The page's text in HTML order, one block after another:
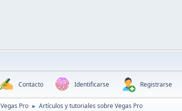
Contacto Identificarse Registrarse
Vegas Pro ► Artículos y tutoriales sobre Vegas Pro